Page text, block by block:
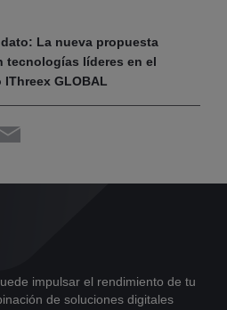
La nueva propuesta
tecnologías líderes en el
IThreex GLOBAL
impulsar el rendimiento de tu
de soluciones digitales